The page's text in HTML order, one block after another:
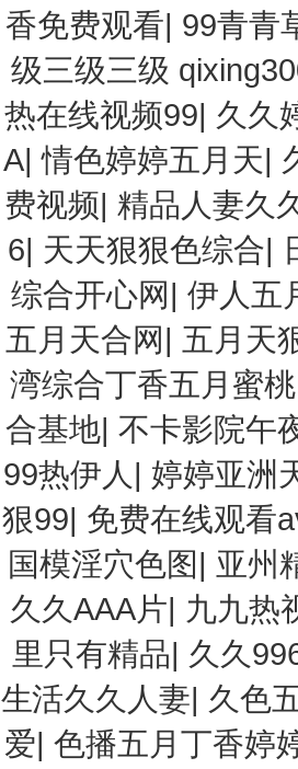
香免费观看| 99青青
级三级三级
热在线视频99| 久久
A|情色婷婷五月天|
费视频|精品人妻久
6| 天天狠狠色综合|
综合开心网|伊人五
五月天合网| 五月天
湾综合丁香五月蜜桃
合基地|不卡影院午
99热伊人 | 婷婷亚洲
狠99| 免费在线观看
国模淫穴色图| 亚州
久久AAA片| 九九热
里只有精品| 久久
生活久久人妻| 久色
爱|色播五月丁香婷